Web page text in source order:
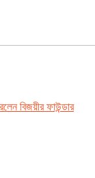
বিজয়ীর ফাউন্ডার